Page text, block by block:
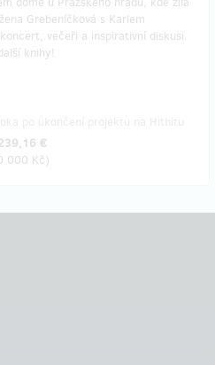
Grebeníčková s Karlem
večeři a inspirativní diskusi.
knihy!
€
000 Kč)